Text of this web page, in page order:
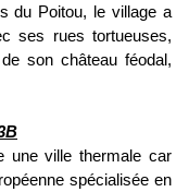
du Poitou, le village a
ses rues tortueuses,
son château féodal,
une ville thermale car
spécialisée en